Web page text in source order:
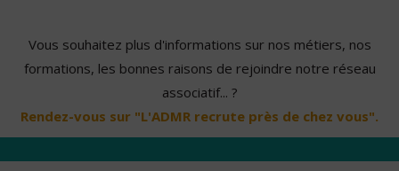
Vous souhaitez plus d'informations sur nos métiers, nos
formations, les bonnes raisons de rejoindre notre réseau
associatif... ?
Rendez-vous sur "L'ADMR recrute près de chez vous".